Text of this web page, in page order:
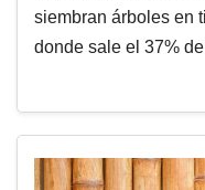
siembran árboles en
donde sale el 37%